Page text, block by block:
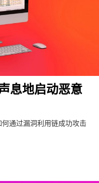
息地启动恶意
通过漏洞利用链成功攻击